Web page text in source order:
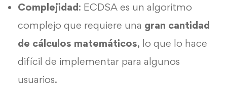
Complejidad: ECDSA es un algoritmo
complejo que requiere una gran cantidad
de cálculos matemáticos, lo que lo hace
difícil de implementar para algunos
usuarios.